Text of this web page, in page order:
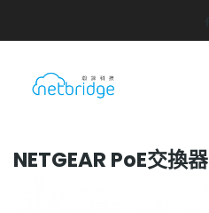
NETGEAR PoE交換器